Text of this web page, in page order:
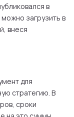
в
загрузить в
внеся
для
стратегию. В
сроки